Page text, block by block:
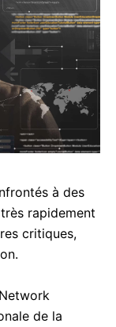
à des
rapidement
critiques,
de la